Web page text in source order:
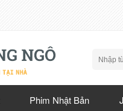
Phim Nhật Bản